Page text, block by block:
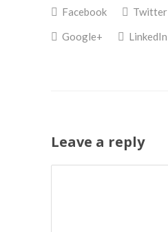
(Wordt
in
nieuw
venster
(Wordt
in
nieuw
venster
Facebook Twitter
Google+
LinkedIn
Leave a reply